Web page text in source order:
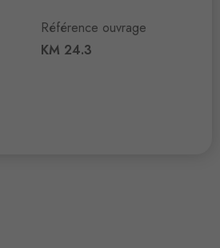
Référence ouvrage
KM 24.3